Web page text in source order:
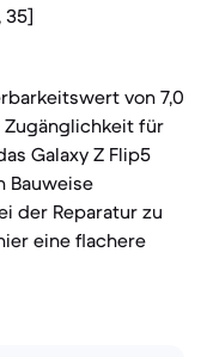
35]
von 7,0
Zugänglichkeit für
Galaxy Z Flip5
Bauweise
der Reparatur zu
eine flachere